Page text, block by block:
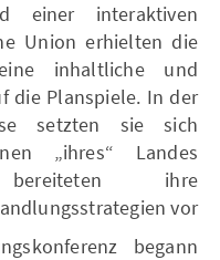
einer interaktiven
Union erhielten die
inhaltliche und
die Planspiele. In der
setzten sie sich
„ihres“ Landes
ihre
vor.
begann